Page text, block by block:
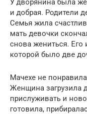
У дворянина была
и добрая. Родители
Семья жила
мать девочки
снова жениться. Его
которой было две
Мачехе не
Женщина загрузила
прислуживать и
готовила,